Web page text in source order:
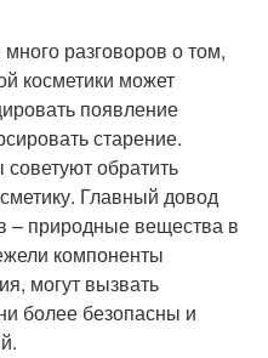
разговоров о том,
косметики может
появление
старение.
обратить
Главный довод
– природные вещества в
компоненты
могут вызвать
более безопасны и